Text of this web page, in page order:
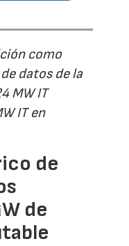
como
datos de la
MW IT
IT en
de
de